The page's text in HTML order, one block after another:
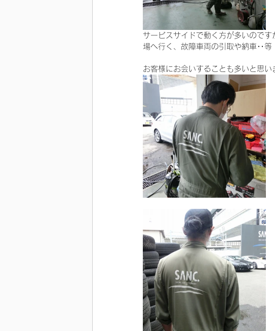
サービスサイドで動く方が多いので
場へ行く、故障車両の引取や納車‥等
お客様にお会いすることも多いと思い